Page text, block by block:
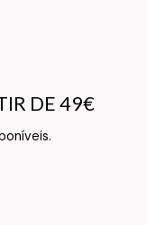
DE 49€
DE 49€